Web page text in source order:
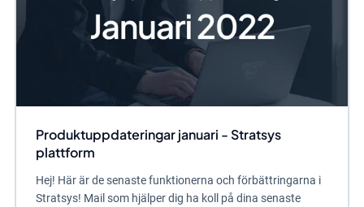
Produktuppdateringar januari - Stratsys
plattform
Hej! Här är de senaste funktionerna och förbättringarna i
Stratsys! Mail som hjälper dig ha koll på dina senaste